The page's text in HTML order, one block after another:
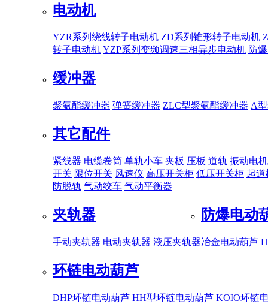
电动机
YZR系列绕线转子电动机 ZD系列锥形转子电动机
转子电动机 YZP系列变频调速三相异步电动机 防
缓冲器
聚氨酯缓冲器 弹簧缓冲器 ZLC型聚氨酯缓冲器 A
其它配件
紧线器 电缆卷筒 单轨小车 夹板 压板 道轨 振动电机
开关 限位开关 风速仪 高压开关柜 低压开关柜 起道
防脱轨 气动绞车 气动平衡器
夹轨器
手动夹轨器 电动夹轨器 液压夹轨器
防爆电动
冶金电动葫芦
环链电动葫芦
DHP环链电动葫芦 HH型环链电动葫芦 KOIO环链